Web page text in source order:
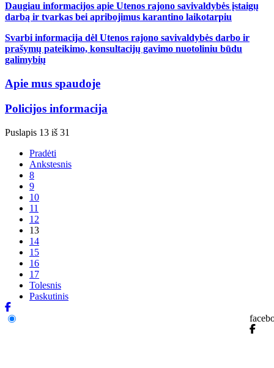
Daugiau informacijos apie Utenos rajono savivaldybės įstaigų
darbą ir tvarkas bei apribojimus karantino laikotarpiu
Svarbi informacija dėl Utenos rajono savivaldybės darbo ir
prašymų pateikimo, konsultacijų gavimo nuotoliniu būdu
galimybių
Apie mus spaudoje
Policijos informacija
Puslapis 13 iš 31
Pradėti
Ankstesnis
8
9
10
11
12
13
14
15
16
17
Tolesnis
Paskutinis